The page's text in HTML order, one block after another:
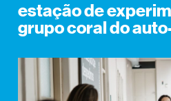
estação de
grupo coral do